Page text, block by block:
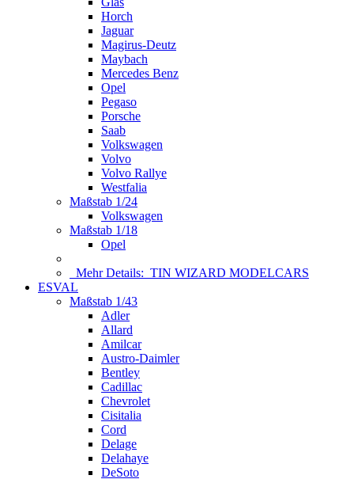
Horch
Jaguar
Magirus-Deutz
Maybach
Mercedes Benz
Opel
Pegaso
Porsche
Saab
Volkswagen
Volvo
Volvo Rallye
Westfalia
Maßstab 1/24
Volkswagen
Maßstab 1/18
Opel
Mehr Details: TIN WIZARD MODELCARS
ESVAL
Maßstab 1/43
Adler
Allard
Amilcar
Austro-Daimler
Bentley
Cadillac
Chevrolet
Cisitalia
Cord
Delage
Delahaye
DeSoto